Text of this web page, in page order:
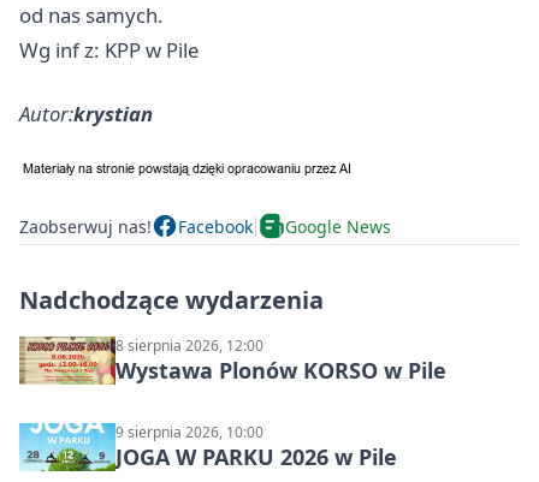
od nas samych.
Wg inf z: KPP w Pile
Autor:krystian
Zaobserwuj nas! Facebook Google News
Nadchodzące wydarzenia
8 sierpnia 2026, 12:00
Wystawa Plonów KORSO w Pile
9 sierpnia 2026, 10:00
JOGA W PARKU 2026 w Pile